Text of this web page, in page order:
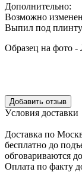
Дополнительно:
Возможно
Выпил под
Образец на фото
Уcловия доcтавки
Доcтавка по
беcплатно до
обговариваютcя
Оплата по факту